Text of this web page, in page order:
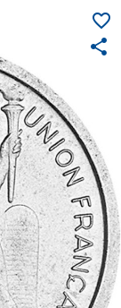
share
favorite_border